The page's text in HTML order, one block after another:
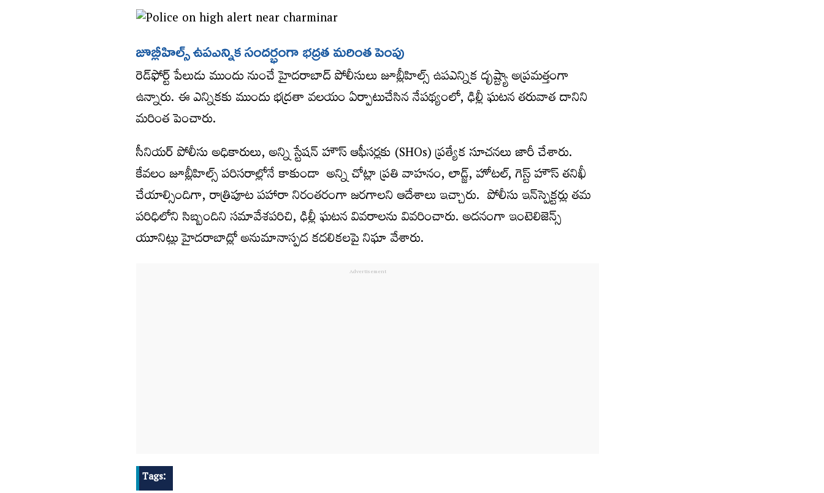
జూబ్లీహిల్స్​ ఉపఎన్నిక సందర్భంగా భద్రత మరింత పెంపు
రెడ్‌ఫోర్ట్‌ పేలుడు ముందు నుంచే హైదరాబాద్‌ పోలీసులు జూబ్లీహిల్స్‌ ఉపఎన్నిక దృష్ట్యా అప్రమత్తంగా
ఉన్నారు. ఈ ఎన్నికకు ముందు భద్రతా వలయం ఏర్పాటుచేసిన నేపథ్యంలో, ఢిల్లీ ఘటన తరువాత దానిని
మరింత పెంచారు.
సీనియర్‌ పోలీసు అధికారులు, అన్ని స్టేషన్‌ హౌస్‌ ఆఫీసర్లకు (SHOs) ప్రత్యేక సూచనలు జారీ చేశారు.
కేవలం జూబ్లీహిల్స్‌ పరిసరాల్లోనే కాకుండా అన్ని చోట్లా ప్రతి వాహనం, లాడ్జ్‌, హోటల్‌, గెస్ట్‌ హౌస్‌ తనిఖీ
చేయాల్సిందిగా, రాత్రిపూట పహారా నిరంతరంగా జరగాలని ఆదేశాలు ఇచ్చారు. పోలీసు ఇన్‌స్పెక్టర్లు తమ
పరిధిలోని సిబ్బందిని సమావేశపరిచి, ఢిల్లీ ఘటన వివరాలను వివరించారు. అదనంగా ఇంటెలిజెన్స్‌
యూనిట్లు హైదరాబాద్లో అనుమానాస్పద కదలికలపై నిఘా వేశారు.
Tags: